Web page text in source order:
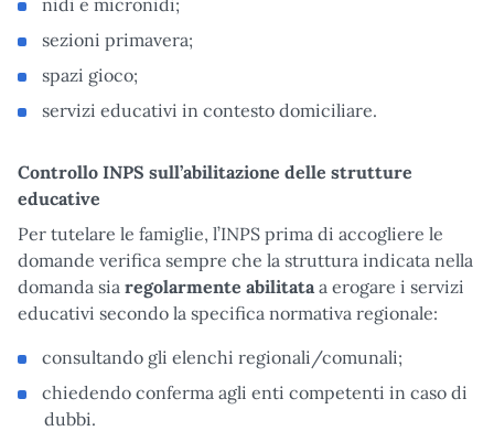
sezioni primavera;
spazi gioco;
servizi educativi in contesto domiciliare.
Controllo INPS sull’abilitazione delle strutture
educative
Per tutelare le famiglie, l’INPS prima di accogliere le
domande verifica sempre che la struttura indicata nella
domanda sia regolarmente abilitata a erogare i servizi
educativi secondo la specifica normativa regionale:
consultando gli elenchi regionali/comunali;
chiedendo conferma agli enti competenti in caso di
dubbi.